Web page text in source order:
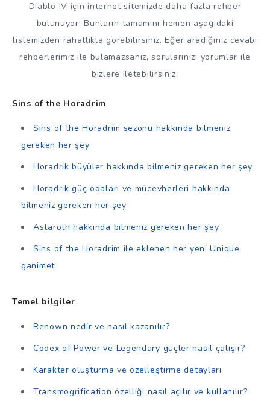
Diablo IV için internet sitemizde daha fazla rehber
bulunuyor. Bunların tamamını hemen aşağıdaki
listemizden rahatlıkla görebilirsiniz. Eğer aradığınız cevabı
rehberlerimiz ile bulamazsanız, sorularınızı yorumlar ile
bizlere iletebilirsiniz.
Sins of the Horadrim
Sins of the Horadrim sezonu hakkında bilmeniz
gereken her şey
Horadrik büyüler hakkında bilmeniz gereken her şey
Horadrik güç odaları ve mücevherleri hakkında
bilmeniz gereken her şey
Astaroth hakkında bilmeniz gereken her şey
Sins of the Horadrim ile eklenen her yeni Unique
ganimet
Temel bilgiler
Renown nedir ve nasıl kazanılır?
Codex of Power ve Legendary güçler nasıl çalışır?
Karakter oluşturma ve özelleştirme detayları
Transmogrification özelliği nasıl açılır ve kullanılır?